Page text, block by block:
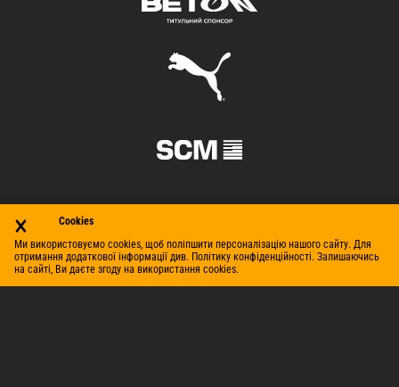
×
Cookies
Ми використовуємо cookies, щоб поліпшити персоналізацію нашого сайту. Для
отримання додаткової інформації див. Політику конфіденційності. Залишаючись
на сайті, Ви даєте згоду на використання cookies.